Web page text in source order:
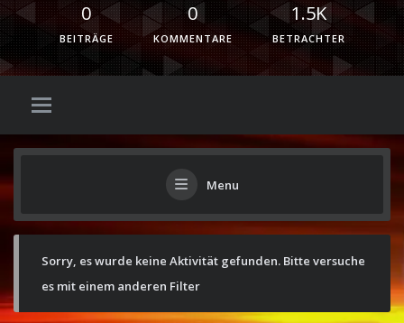
0
BEITRÄGE
0
KOMMENTARE
1.5K
BETRACHTER
Menu
Sorry, es wurde keine Aktivität gefunden. Bitte versuche
es mit einem anderen Filter